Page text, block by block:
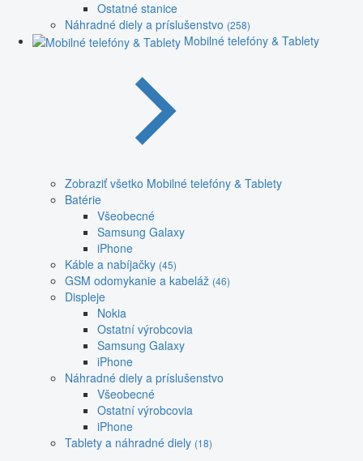
Ostatné stanice
Náhradné diely a príslušenstvo (258)
Mobilné telefóny & Tablety
Zobraziť všetko Mobilné telefóny & Tablety
Batérie
Všeobecné
Samsung Galaxy
iPhone
Káble a nabíjačky (45)
GSM odomykanie a kabeláž (46)
Displeje
Nokia
Ostatní výrobcovia
Samsung Galaxy
iPhone
Náhradné diely a príslušenstvo
Všeobecné
Ostatní výrobcovia
iPhone
Tablety a náhradné diely (18)